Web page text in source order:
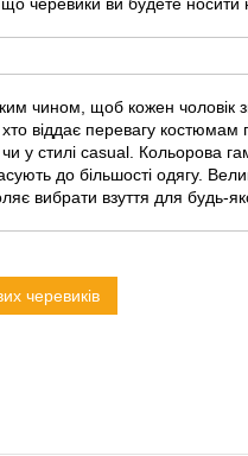
чином, щоб кожен чоловік
віддає перевагу костюмам
у стилі casual. Кольорова
до більшості одягу.
вибрати взуття для будь-
черевиків